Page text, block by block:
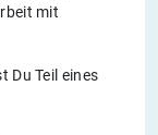
mit
Du Teil eines